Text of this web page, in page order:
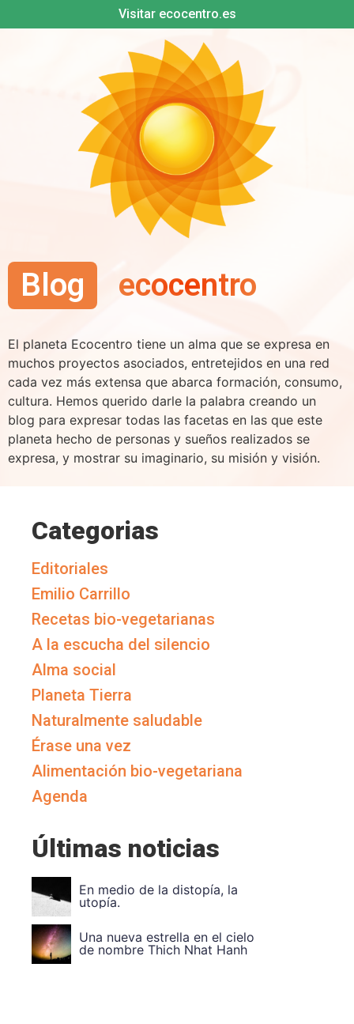
Visitar ecocentro.es
Blog ecocentro
El planeta Ecocentro tiene un alma que se expresa en
muchos proyectos asociados, entretejidos en una red
cada vez más extensa que abarca formación, consumo,
cultura. Hemos querido darle la palabra creando un
blog para expresar todas las facetas en las que este
planeta hecho de personas y sueños realizados se
expresa, y mostrar su imaginario, su misión y visión.
Categorias
Editoriales
Emilio Carrillo
Recetas bio-vegetarianas
A la escucha del silencio
Alma social
Planeta Tierra
Naturalmente saludable
Érase una vez
Alimentación bio-vegetariana
Agenda
Últimas noticias
Vuela Alto Ouka Leele
Divide et impera. Uni